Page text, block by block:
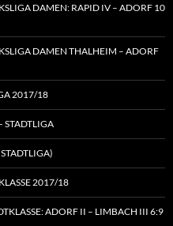
DAMEN: RAPID IV – ADORF 10
DAMEN THALHEIM – ADORF
2017/18
STADTLIGA
2017/18
ADORF II – LIMBACH III 6:9